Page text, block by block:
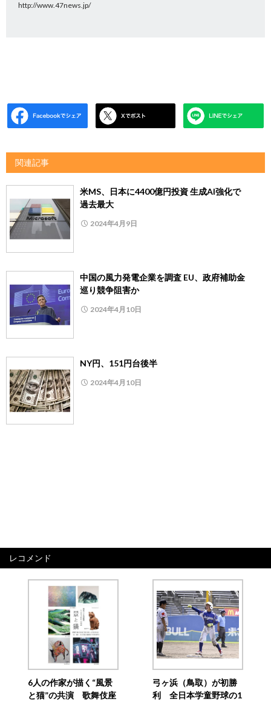
http://www.47news.jp/
関連記事
米MS、日本に4400億円投資 生成AI強化で
過去最大
2024年4月9日
中国の風力発電企業を調査 EU、政府補助金
巡り競争阻害か
2024年4月10日
NY円、151円台後半
2024年4月10日
レコメンド
6人の作家が描く“風景
と猫”の共演 歌舞伎座
弓ヶ浜（鳥取）が初勝
利 全日本学童野球の1